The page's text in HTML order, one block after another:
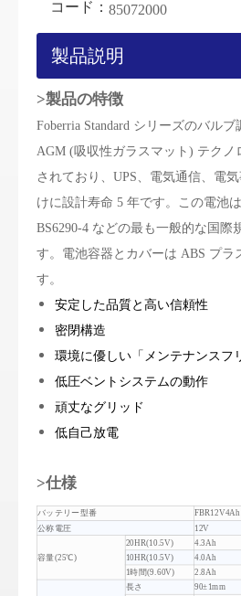
コード： 85072000
製品説明
>製品の特徴
Foberria Standard シリーズのバルブ
AGM (吸収性ガラスマット) テクノ
されており、UPS、電気通信、電
けに設計寿命 5 年です。この電池は
BS6290-4 などの最も一般的な国際
す。電池容器とカバーは ABS プラ
す。
安定した品質と高い信頼性
密閉構造
環境に優しい「メンテナンスフ
低圧ベントシステムの動作
頑丈なグリッド
低自己放電
>仕様
バッテリー型番
FBR12V4Ah
公称電圧
12V
容量(25℃)
20HR(10.5V)
4.3Ah
10HR(10.5V)
4.0Ah
1時間(9.60V)
2.8Ah
長さ
90±1mm